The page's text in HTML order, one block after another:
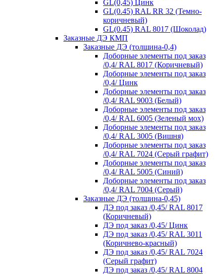
GL(0,45) Цинк
GL(0.45) RAL RR 32 (Темно-
коричневый)
GL(0.45) RAL 8017 (Шоколад)
Заказные ДЭ КМП
Заказные ДЭ (толщина-0,4)
Доборные элементы под заказ
/0,4/ RAL 8017 (Коричневый)
Доборные элементы под заказ
/0,4/ Цинк
Доборные элементы под заказ
/0,4/ RAL 9003 (Белый)
Доборные элементы под заказ
/0,4/ RAL 6005 (Зеленый мох)
Доборные элементы под заказ
/0,4/ RAL 3005 (Вишня)
Доборные элементы под заказ
/0,4/ RAL 7024 (Серый графит)
Доборные элементы под заказ
/0,4/ RAL 5005 (Синий)
Доборные элементы под заказ
/0,4/ RAL 7004 (Серый)
Заказные ДЭ (толщина-0,45)
ДЭ под заказ /0,45/ RAL 8017
(Коричневый)
ДЭ под заказ /0,45/ Цинк
ДЭ под заказ /0,45/ RAL 3011
(Коричнево-красный)
ДЭ под заказ /0,45/ RAL 7024
(Серый графит)
ДЭ под заказ /0,45/ RAL 8004